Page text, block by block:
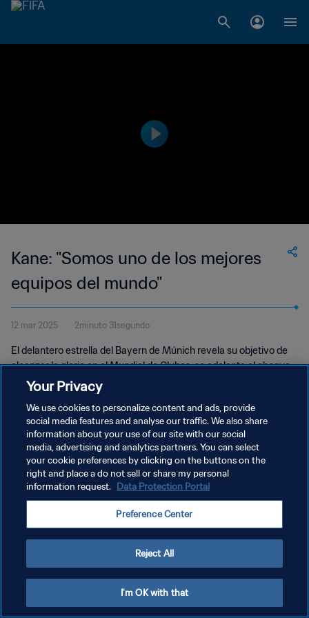
Kane: "Somos uno de los mejores
equipos del mundo"
12 mar 2025 2minuto 31segundo
El delantero estrella del Bayern de Múnich revela su objetivo de
alcanzar la gloria en el Mundial de Clubes, se adelanta al choque
con Boca Juniors y saluda a la afición por su calurosa acogida en
POLÍTICA DE PRIVACIDAD
AJUSTAR LA CONFIGURACIÓN DE LAS COOKIES
Copyright © 1994 - 2026 FIFA. Todos los derechos reservados.
Your Privacy
We use cookies to personalize content and ads, provide
social media features and analyse our traffic. We also share
information about your use of our site with our social
media, advertising and analytics partners. You can select
your cookie preferences by clicking on the buttons on the
right and place a do not sell or share my personal
information request. Data Protection Portal
Preference Center
Reject All
I'm OK with that